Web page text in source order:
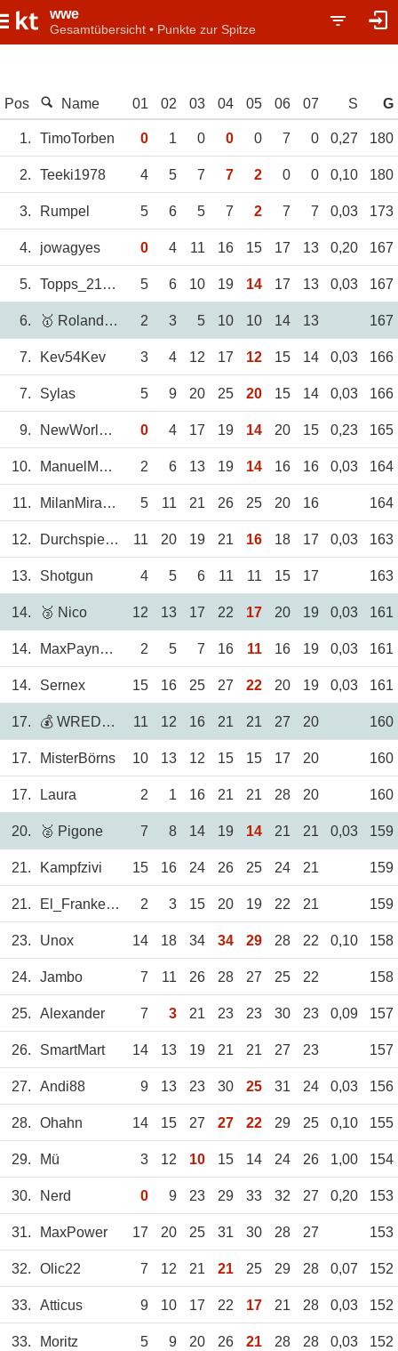
wwe
Gesamtübersicht • Punkte zur Spitze
Pos Name 01 02 03 04 05 06 07 S G
1. TimoTorben 0 1 0 0 0 7 0 0,27 180
2. Teeki1978 4 5 7 7 2 0 0 0,10 180
3. Rumpel 5 6 5 7 2 7 7 0,03 173
4. jowagyes 0 4 11 16 15 17 13 0,20 167
5. Topps_21_Nr.74 5 6 10 19 14 17 13 0,03 167
6. 🥇 RolandReigns 2 3 5 10 10 14 13 167
7. Kev54Kev 3 4 12 17 12 15 14 0,03 166
7. Sylas 5 9 20 25 20 15 14 0,03 166
9. NewWorldOrder 0 4 17 19 14 20 15 0,23 165
10. ManuelMoser 2 6 13 19 14 16 16 0,03 164
11. MilanMiracle 5 11 21 26 25 20 16 164
12. Durchspieler 11 20 19 21 16 18 17 0,03 163
13. Shotgun 4 5 6 11 11 15 17 163
14. 🥉 Nico 12 13 17 22 17 20 19 0,03 161
14. MaxPayne05 2 5 7 16 11 16 19 0,03 161
14. Sernex 15 16 25 27 22 20 19 0,03 161
17. 💰 WREDS_Dennis 11 12 16 21 21 27 20 160
17. MisterBörns 10 13 12 15 15 17 20 160
17. Laura 2 1 16 21 21 28 20 160
20. 🥈 Pigone 7 8 14 19 14 21 21 0,03 159
21. Kampfzivi 15 16 24 26 25 24 21 159
21. El_Frankerino 2 3 15 20 19 22 21 159
23. Unox 14 18 34 34 29 28 22 0,10 158
24. Jambo 7 11 26 28 27 25 22 158
25. Alexander 7 3 21 23 23 30 23 0,09 157
26. SmartMart 14 13 19 21 21 27 23 157
27. Andi88 9 13 23 30 25 31 24 0,03 156
28. Ohahn 14 15 27 27 22 29 25 0,10 155
29. Mü 3 12 10 15 14 24 26 1,00 154
30. Nerd 0 9 23 29 33 32 27 0,20 153
31. MaxPower 17 20 25 31 30 28 27 153
32. Olic22 7 12 21 21 25 29 28 0,07 152
33. Atticus 9 10 17 22 17 21 28 0,03 152
33. Moritz 5 9 20 26 21 28 28 0,03 152